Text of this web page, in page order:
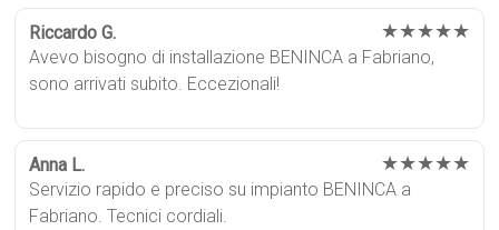
Riccardo G. ★★★★★
Avevo bisogno di installazione BENINCA a Fabriano,
sono arrivati subito. Eccezionali!
Anna L. ★★★★★
Servizio rapido e preciso su impianto BENINCA a
Fabriano. Tecnici cordiali.